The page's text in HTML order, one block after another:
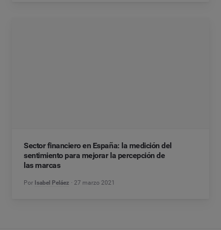
Sector financiero en España: la medición del
sentimiento para mejorar la percepción de
las marcas
Por Isabel Peláez 27 marzo 2021